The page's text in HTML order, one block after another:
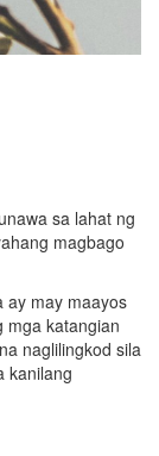
sa lahat ng
magbago
ay may maayos
mga katangian
naglilingkod sila
kanilang